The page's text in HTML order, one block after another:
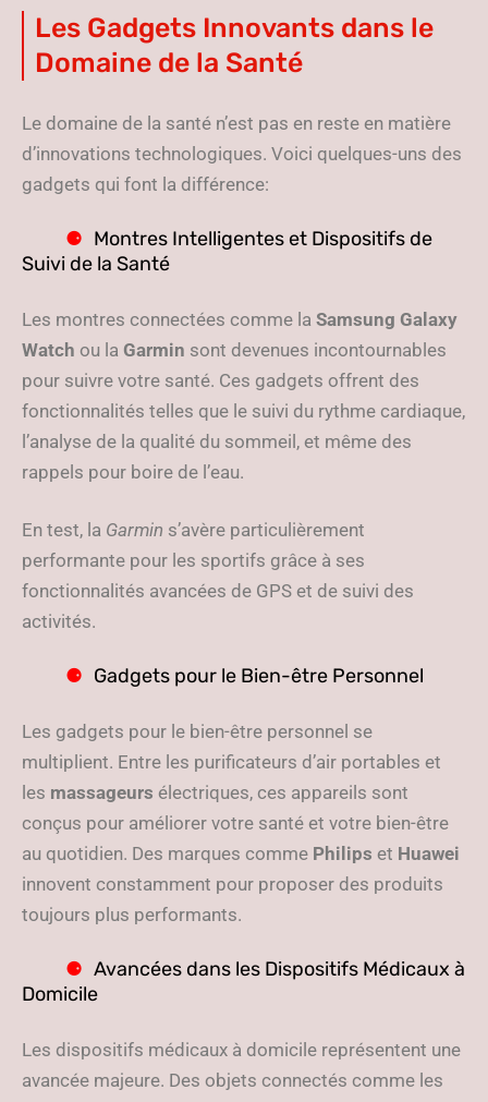
Les Gadgets Innovants dans le
Domaine de la Santé
Le domaine de la santé n’est pas en reste en matière
d’innovations technologiques. Voici quelques-uns des
gadgets qui font la différence:
Montres Intelligentes et Dispositifs de
Suivi de la Santé
Les montres connectées comme la Samsung Galaxy
Watch ou la Garmin sont devenues incontournables
pour suivre votre santé. Ces gadgets offrent des
fonctionnalités telles que le suivi du rythme cardiaque,
l’analyse de la qualité du sommeil, et même des
rappels pour boire de l’eau.
En test, la Garmin s’avère particulièrement
performante pour les sportifs grâce à ses
fonctionnalités avancées de GPS et de suivi des
activités.
Gadgets pour le Bien-être Personnel
Les gadgets pour le bien-être personnel se
multiplient. Entre les purificateurs d’air portables et
les massageurs électriques, ces appareils sont
conçus pour améliorer votre santé et votre bien-être
au quotidien. Des marques comme Philips et Huawei
innovent constamment pour proposer des produits
toujours plus performants.
Avancées dans les Dispositifs Médicaux à
Domicile
Les dispositifs médicaux à domicile représentent une
avancée majeure. Des objets connectés comme les